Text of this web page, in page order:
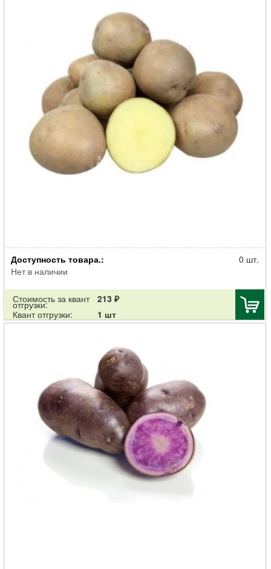
Картофель семенной Колобок 30-55мм суперэлита 2кг
Доступность товара.:
Нет в наличии
0 шт.
Стоимость за квант
отгрузки:
213 ₽
Квант отгрузки:
1 шт